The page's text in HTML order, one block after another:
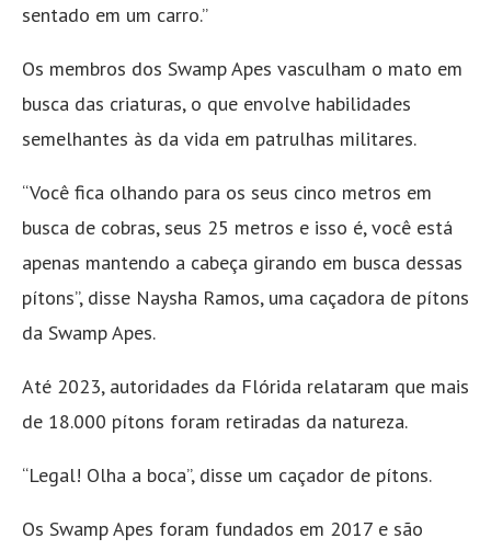
sentado em um carro.”
Os membros dos Swamp Apes vasculham o mato em
busca das criaturas, o que envolve habilidades
semelhantes às da vida em patrulhas militares.
“Você fica olhando para os seus cinco metros em
busca de cobras, seus 25 metros e isso é, você está
apenas mantendo a cabeça girando em busca dessas
pítons”, disse Naysha Ramos, uma caçadora de pítons
da Swamp Apes.
Até 2023, autoridades da Flórida relataram que mais
de 18.000 pítons foram retiradas da natureza.
“Legal! Olha a boca”, disse um caçador de pítons.
Os Swamp Apes foram fundados em 2017 e são